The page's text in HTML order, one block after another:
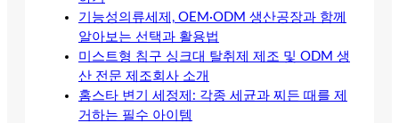
기능성의류세제, OEM·ODM 생산공장과 함께
알아보는 선택과 활용법
미스트형 침구 싱크대 탈취제 제조 및 ODM 생
산 전문 제조회사 소개
홈스타 변기 세정제: 각종 세균과 찌든 때를 제
거하는 필수 아이템